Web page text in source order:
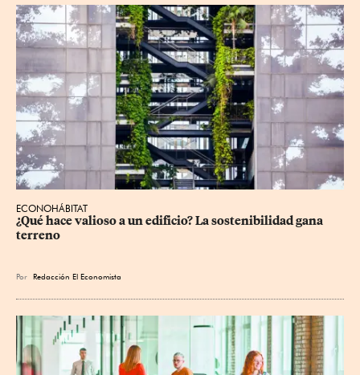
ECONOHÁBITAT
¿Qué hace valioso a un edificio? La sostenibilidad gana
terreno
Por Redacción El Economista